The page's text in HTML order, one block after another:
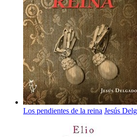
Los pendientes de la reina Jesús